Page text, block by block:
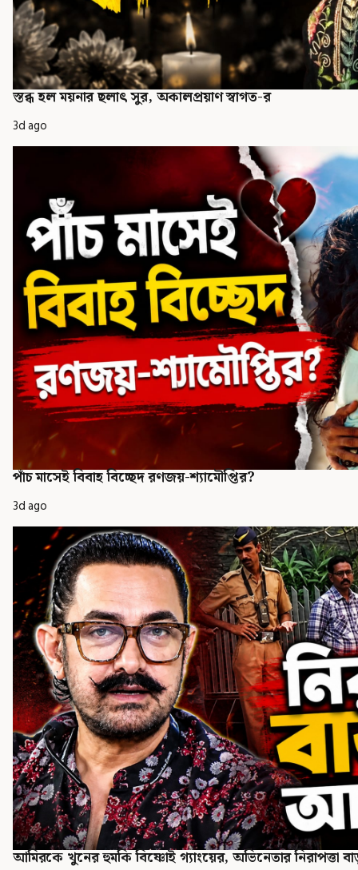
স্তব্ধ হল ময়নার ছলাৎ সুর, অকালপ্রয়াণ স্বাগত-র
3d ago
পাঁচ মাসেই বিবাহ বিচ্ছেদ রণজয়-শ্যামৌপ্তির?
3d ago
আমিরকে খুনের হুমকি বিষ্ণোই গ্যাংয়ের, অভিনেতার নিরাপত্তা